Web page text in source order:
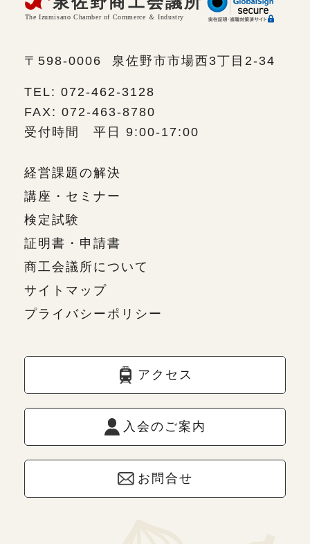
〒598-0006 泉佐野市市場西3丁目2-34
TEL: 072-462-3128
FAX: 072-463-8780
受付時間 平日 9:00-17:00
経営課題の解決
講座・セミナー
検定試験
証明書・申請書
商工会議所について
サイトマップ
プライバシーポリシー
アクセス
入会のご案内
お問合せ